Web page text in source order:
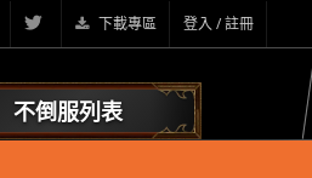
下載專區 登入 / 註冊
不倒服列表